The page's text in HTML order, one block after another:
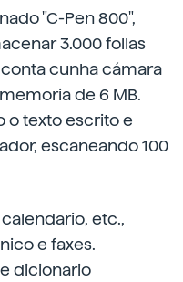
"C-Pen 800",
3.000 follas
cunha cámara
de 6 MB.
o texto escrito e
escaneando 100
etc.,
e faxes.
dicionario